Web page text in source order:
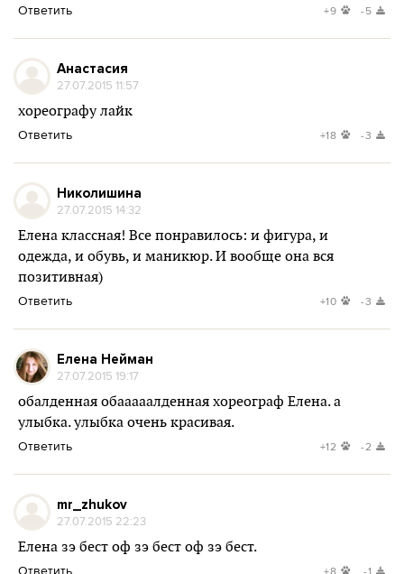
Ответить +9 -5
Анастасия
27.07.2015 11:57
хореографу лайк
Ответить +18 -3
Николишина
27.07.2015 14:32
Елена классная! Все понравилось: и фигура, и
одежда, и обувь, и маникюр. И вообще она вся
позитивная)
Ответить +10 -3
Елена Нейман
27.07.2015 19:17
обалденная обааааалденная хореограф Елена. а
улыбка. улыбка очень красивая.
Ответить +12 -2
mr_zhukov
27.07.2015 22:23
Елена зэ бест оф зэ бест оф зэ бест.